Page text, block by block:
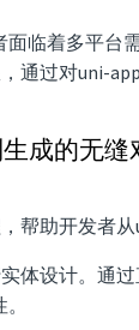
临着多平台
通过对uni-
成的无缝
帮助开发者
体设计。通